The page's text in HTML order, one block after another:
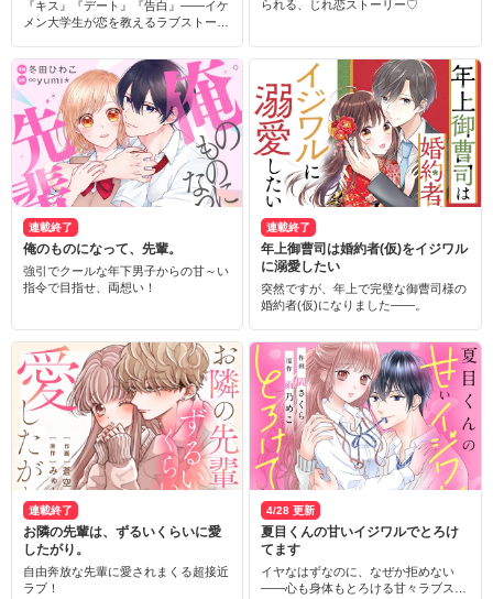
『キス』『デート』『告白』――イケ
メン大学生が恋を教えるラブストーリ
られる、じれ恋ストーリー♡
連載終了
俺のものになって、先輩。
強引でクールな年下男子からの甘～い
指令で目指せ、両想い！
連載終了
年上御曹司は婚約者(仮)をイジワル
に溺愛したい
突然ですが、年上で完璧な御曹司様の
婚約者(仮)になりました――。
連載終了
お隣の先輩は、ずるいくらいに愛
したがり。
自由奔放な先輩に愛されまくる超接近
ラブ！
4/28 更新
夏目くんの甘いイジワルでとろけ
てます
イヤなはずなのに、なぜか拒めない
――心も身体もとろける甘々ラブスト